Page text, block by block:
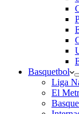
Basquetbol
Liga
El